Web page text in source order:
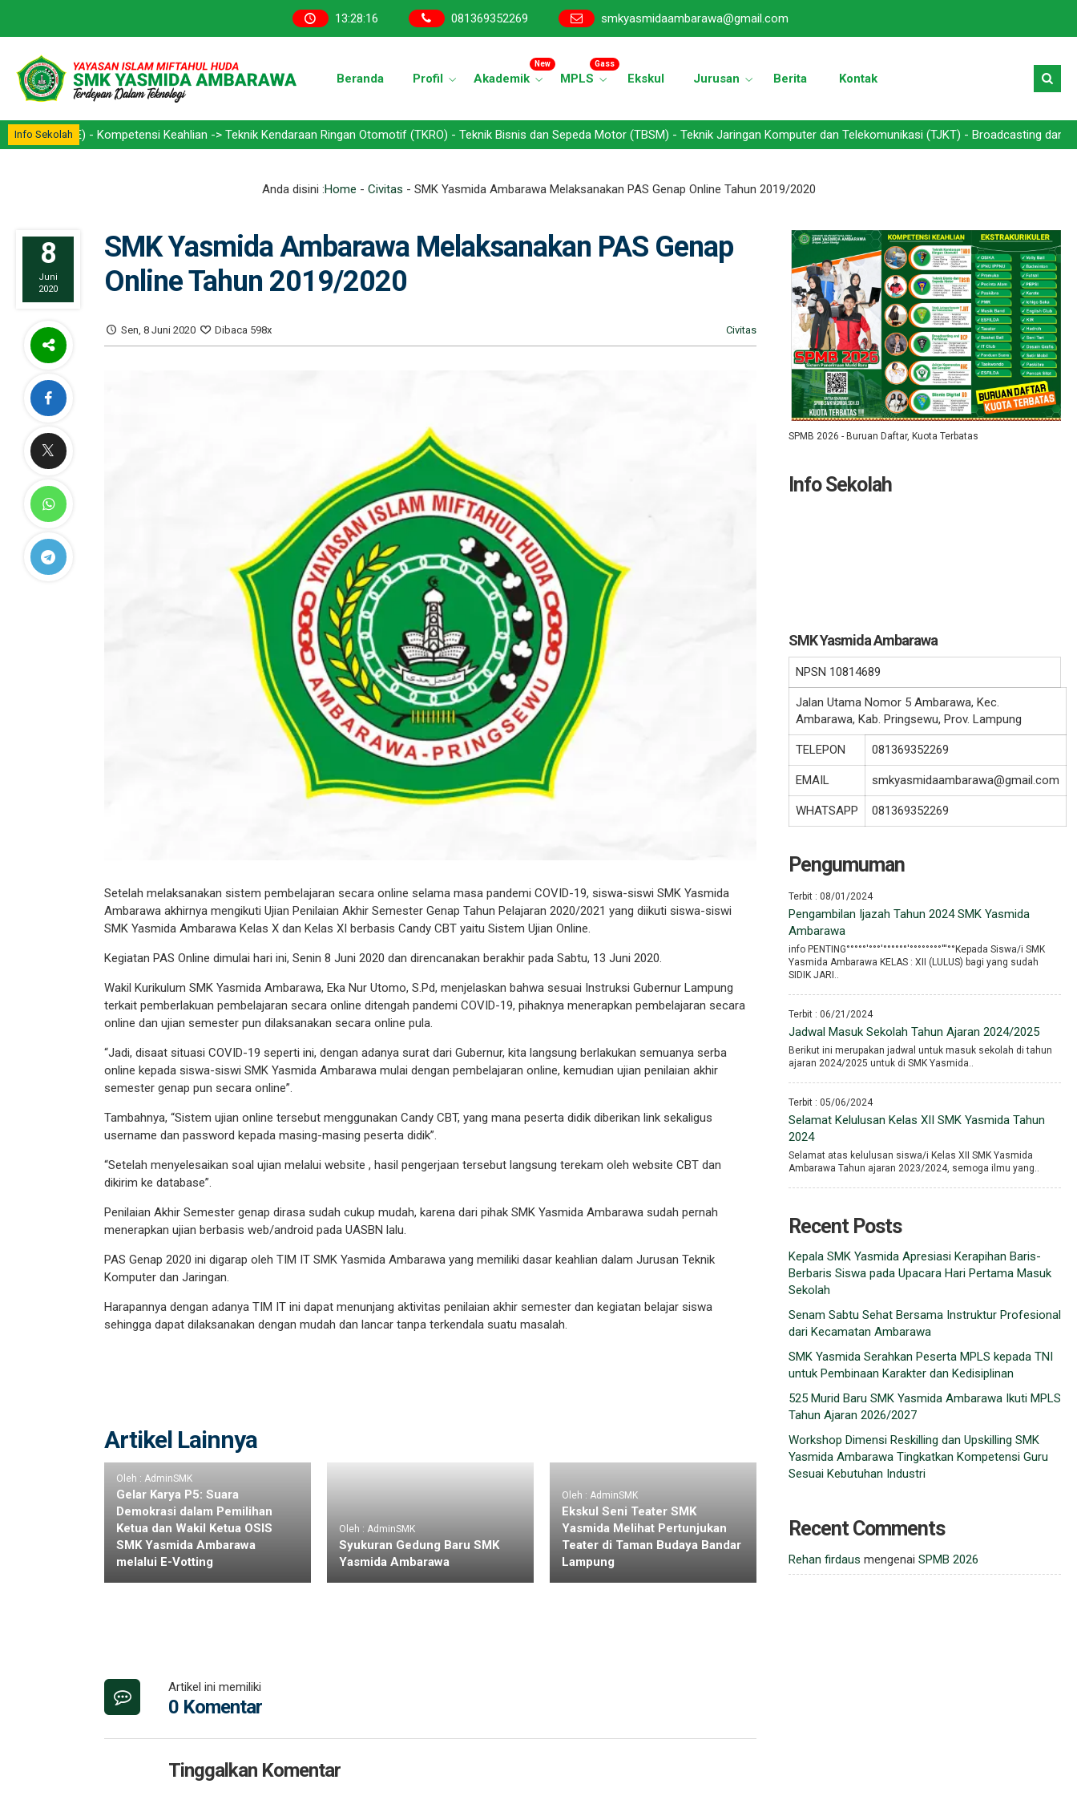
13:28:17 081369352269 smkyasmidaambarawa@gmail.com
Beranda Profil Akademik
New
MPLS
Gass
Ekskul Jurusan Berita Kontak
Info Sekolah
- Kompetensi Keahlian -> Teknik Kendaraan Ringan Otomotif (TKRO) - Teknik Bisnis dan Sepeda Motor (TBSM) - Teknik Jaringan Komputer dan Telekomunikasi (TJKT) - Broadcasting dan Perfilman
Anda disini :Home - Civitas - SMK Yasmida Ambarawa Melaksanakan PAS Genap Online Tahun 2019/2020
8
Juni
2020
SMK Yasmida Ambarawa Melaksanakan PAS Genap
Online Tahun 2019/2020
Sen, 8 Juni 2020 Dibaca 598x Civitas
Setelah melaksanakan sistem pembelajaran secara online selama masa pandemi COVID-19, siswa-siswi SMK Yasmida
Ambarawa akhirnya mengikuti Ujian Penilaian Akhir Semester Genap Tahun Pelajaran 2020/2021 yang diikuti siswa-siswi
SMK Yasmida Ambarawa Kelas X dan Kelas XI berbasis Candy CBT yaitu Sistem Ujian Online.
Kegiatan PAS Online dimulai hari ini, Senin 8 Juni 2020 dan direncanakan berakhir pada Sabtu, 13 Juni 2020.
Wakil Kurikulum SMK Yasmida Ambarawa, Eka Nur Utomo, S.Pd, menjelaskan bahwa sesuai Instruksi Gubernur Lampung
terkait pemberlakuan pembelajaran secara online ditengah pandemi COVID-19, pihaknya menerapkan pembelajaran secara
online dan ujian semester pun dilaksanakan secara online pula.
“Jadi, disaat situasi COVID-19 seperti ini, dengan adanya surat dari Gubernur, kita langsung berlakukan semuanya serba
online kepada siswa-siswi SMK Yasmida Ambarawa mulai dengan pembelajaran online, kemudian ujian penilaian akhir
semester genap pun secara online”.
Tambahnya, “Sistem ujian online tersebut menggunakan Candy CBT, yang mana peserta didik diberikan link sekaligus
username dan password kepada masing-masing peserta didik”.
“Setelah menyelesaikan soal ujian melalui website , hasil pengerjaan tersebut langsung terekam oleh website CBT dan
dikirim ke database”.
Penilaian Akhir Semester genap dirasa sudah cukup mudah, karena dari pihak SMK Yasmida Ambarawa sudah pernah
menerapkan ujian berbasis web/android pada UASBN lalu.
PAS Genap 2020 ini digarap oleh TIM IT SMK Yasmida Ambarawa yang memiliki dasar keahlian dalam Jurusan Teknik
Komputer dan Jaringan.
Harapannya dengan adanya TIM IT ini dapat menunjang aktivitas penilaian akhir semester dan kegiatan belajar siswa
sehingga dapat dilaksanakan dengan mudah dan lancar tanpa terkendala suatu masalah.
Artikel Lainnya
Oleh : AdminSMK
Gelar Karya P5: Suara
Demokrasi dalam Pemilihan
Ketua dan Wakil Ketua OSIS
SMK Yasmida Ambarawa
melalui E-Votting
Oleh : AdminSMK
Syukuran Gedung Baru SMK
Yasmida Ambarawa
Oleh : AdminSMK
Ekskul Seni Teater SMK
Yasmida Melihat Pertunjukan
Teater di Taman Budaya Bandar
Lampung
Artikel ini memiliki
0 Komentar
Tinggalkan Komentar
SPMB 2026 - Buruan Daftar, Kuota Terbatas
Info Sekolah
SMK Yasmida Ambarawa
NPSN 10814689
Jalan Utama Nomor 5 Ambarawa, Kec.
Ambarawa, Kab. Pringsewu, Prov. Lampung
TELEPON 081369352269
EMAIL smkyasmidaambarawa@gmail.com
WHATSAPP 081369352269
Pengumuman
Terbit : 08/01/2024
Pengambilan Ijazah Tahun 2024 SMK Yasmida
Ambarawa
info PENTING°°°°°′°°°′°°°°°°′°°°°°°°°′′′°°Kepada Siswa/i SMK
Yasmida Ambarawa KELAS : XII (LULUS) bagi yang sudah
SIDIK JARI..
Terbit : 06/21/2024
Jadwal Masuk Sekolah Tahun Ajaran 2024/2025
Berikut ini merupakan jadwal untuk masuk sekolah di tahun
ajaran 2024/2025 untuk di SMK Yasmida..
Terbit : 05/06/2024
Selamat Kelulusan Kelas XII SMK Yasmida Tahun
2024
Selamat atas kelulusan siswa/i Kelas XII SMK Yasmida
Ambarawa Tahun ajaran 2023/2024, semoga ilmu yang..
Recent Posts
Kepala SMK Yasmida Apresiasi Kerapihan Baris-
Berbaris Siswa pada Upacara Hari Pertama Masuk
Sekolah
Senam Sabtu Sehat Bersama Instruktur Profesional
dari Kecamatan Ambarawa
SMK Yasmida Serahkan Peserta MPLS kepada TNI
untuk Pembinaan Karakter dan Kedisiplinan
525 Murid Baru SMK Yasmida Ambarawa Ikuti MPLS
Tahun Ajaran 2026/2027
Workshop Dimensi Reskilling dan Upskilling SMK
Yasmida Ambarawa Tingkatkan Kompetensi Guru
Sesuai Kebutuhan Industri
Recent Comments
Rehan firdaus mengenai SPMB 2026